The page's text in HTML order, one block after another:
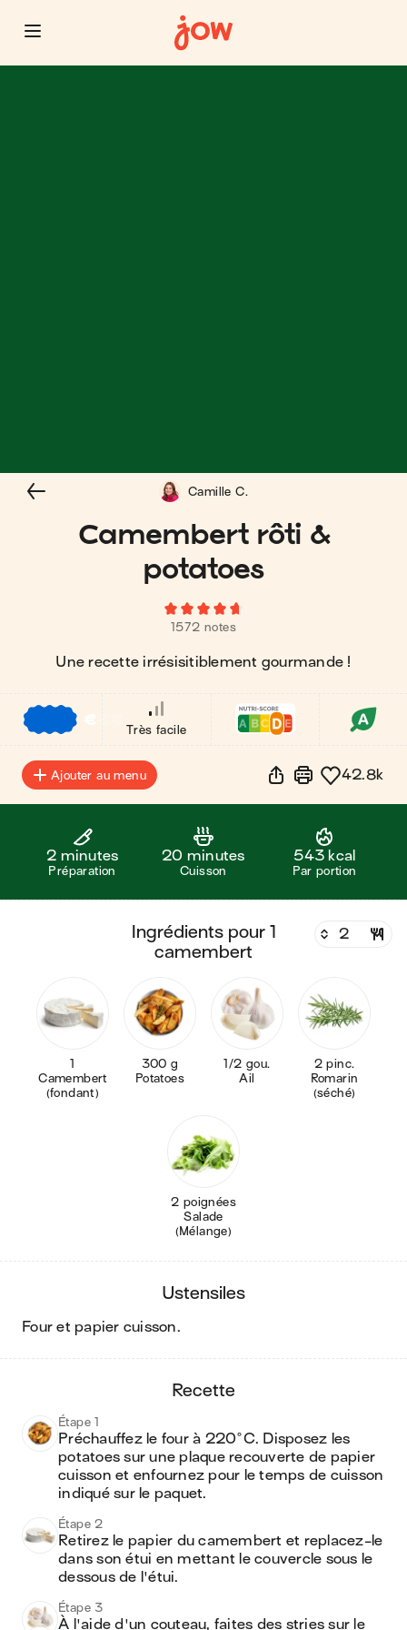
Camembert rôti &
potatoes
1572 notes
Une recette irrésisitiblement gourmande !
Camille C.
€
Très facile
Ajouter au menu 42.8k
2 minutes
Préparation
20 minutes
Cuisson
543 kcal
Par portion
camembert
1
Camembert
(fondant)
300 g
Potatoes
1/2 gou.
Ail
2 pinc.
Romarin
(séché)
2 poignées
Salade
(Mélange)
ustensiles
four et papier cuisson.
recette
Étape 1
Préchauffez le four à 220°C. Disposez les
potatoes sur une plaque recouverte de papier
cuisson et enfournez pour le temps de cuisson
indiqué sur le paquet.
Étape 2
Retirez le papier du camembert et replacez-le
dans son étui en mettant le couvercle sous le
dessous de l'étui.
Étape 3
À l'aide d'un couteau, faites des stries sur le